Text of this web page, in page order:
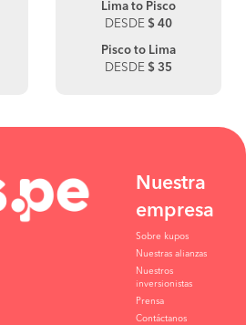
Lima to Pisco
DESDE $ 40
Pisco to Lima
DESDE $ 35
Nuestra
empresa
Sobre kupos
Nuestras alianzas
Nuestros
inversionistas
Prensa
Contáctanos